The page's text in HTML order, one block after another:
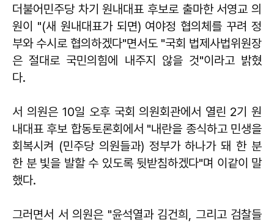
더불어민주당 차기 원내대표 후보로 출마한 서영교 의
원이 "(새 원내대표가 되면) 여야정 협의체를 꾸려 정
부와 수시로 협의하겠다"면서도 "국회 법제사법위원장
은 절대로 국민의힘에 내주지 않을 것"이라고 밝혔
다.
서 의원은 10일 오후 국회 의원회관에서 열린 2기 원
내대표 후보 합동토론회에서 "내란을 종식하고 민생을
회복시켜 (민주당 의원들과) 정부가 하나가 돼 한 분
한 분 빛을 발할 수 있도록 뒷받침하겠다"며 이같이 말
했다.
그러면서 서 의원은 "윤석열과 김건희, 그리고 검찰들